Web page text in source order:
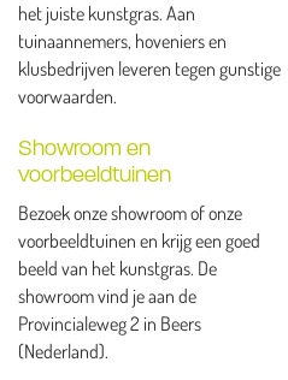
het juiste kunstgras. Aan
tuinaannemers, hoveniers en
klusbedrijven leveren tegen gunstige
voorwaarden.
Showroom en
voorbeeldtuinen
Bezoek onze showroom of onze
voorbeeldtuinen en krijg een goed
beeld van het kunstgras. De
showroom vind je aan de
Provincialeweg 2 in Beers
(Nederland).